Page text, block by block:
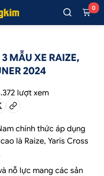
0
MẪU XE RAIZE,
2024
lượt xem
chính thức áp dụng
là Raize, Yaris Cross
nỗ lực mang các sản